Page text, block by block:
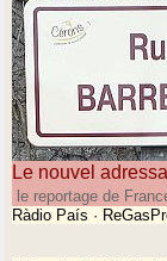
Le nouvel
le reportage de
Ràdio País ·